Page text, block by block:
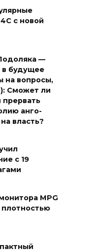
с новой
—
в будущее
на вопросы,
Сможет ли
прервать
анго-
власть?
с 19
MPG
плотностью